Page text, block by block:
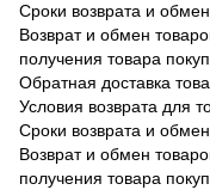
Сроки возврата и
Возврат и обмен
получения товара
Обратная доставка
Условия возврата для
Сроки возврата и
Возврат и обмен
получения товара